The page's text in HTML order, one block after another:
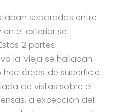
separadas entre
el exterior se
2 partes
la Vieja se hallaban
de superficie
de vistas sobre el
a excepción del